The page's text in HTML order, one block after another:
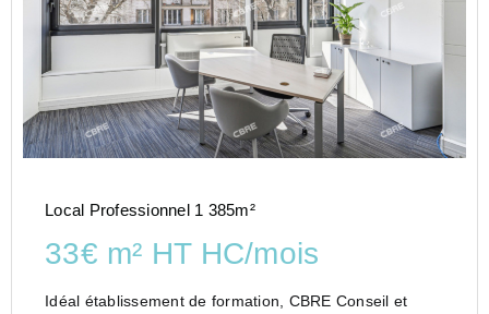
Local Professionnel 1 385m²
33€ m² HT HC/mois
Idéal établissement de formation, CBRE Conseil et